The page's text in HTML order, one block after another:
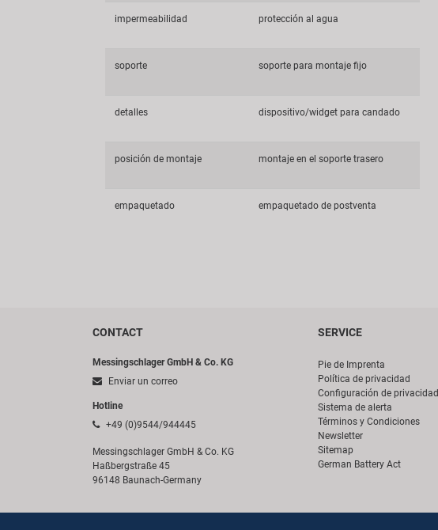
impermeabilidad protección al agua
soporte soporte para montaje fijo
detalles dispositivo/widget para candado
posición de montaje montaje en el soporte trasero
empaquetado empaquetado de postventa
CONTACT
Messingschlager GmbH & Co. KG
Enviar un correo
Hotline
+49 (0)9544/944445
Messingschlager GmbH & Co. KG
Haßbergstraße 45
96148 Baunach-Germany
SERVICE
Pie de Imprenta
Política de privacidad
Configuración de privacidad
Sistema de alerta
Términos y Condiciones
Newsletter
Sitemap
German Battery Act